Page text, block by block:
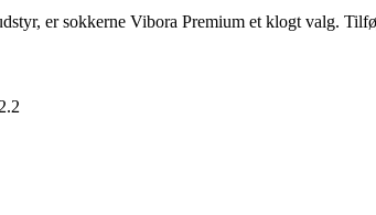
er sokkerne Vibora Premium et klogt valg.